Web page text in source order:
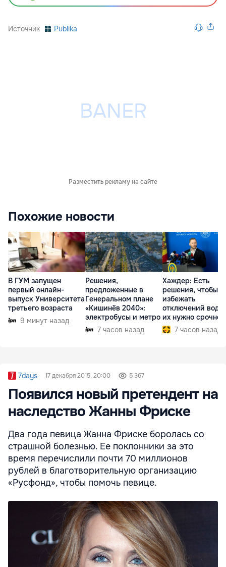
Источник Publika
Разместить рекламу на сайте
Похожие новости
В ГУМ запущен
первый онлайн-
выпуск Университета
третьего возраста
9 минут назад
Решения,
предложенные в
Генеральном плане
«Кишинёв 2040»:
электробусы и метро
7 часов назад
Хаждер: Есть
решения, чтобы
избежать
отключений
их нужно срочно
внедрить
7 часов назад
7days 17 декабря 2015, 20:00 5 367
Появился новый претендент на
наследство Жанны Фриске
Два года певица Жанна Фриске боролась со
страшной болезнью. Ее поклонники за это
время перечислили почти 70 миллионов
рублей в благотворительную организацию
«Русфонд», чтобы помочь певице.